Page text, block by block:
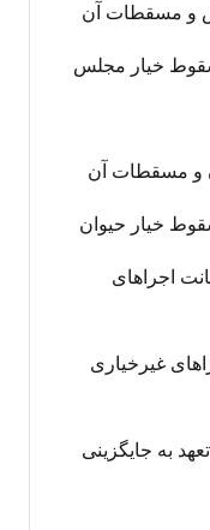
و مسقطات آن
خیار مجلس
و مسقطات آن
خیار حیوان
اجراهای
غیرخیاری
به جایگزینی